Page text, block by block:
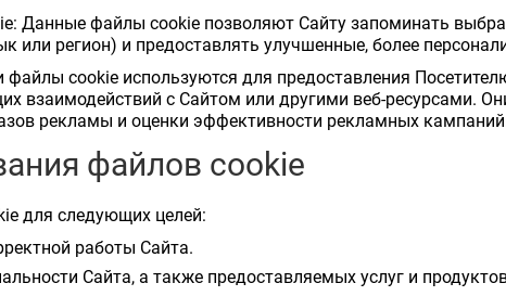
Данные файлы cookie позволяют Сайту запоминать
или регион) и предоставлять улучшенные, более
cookie используются для предоставления
взаимодействий с Сайтом или другими веб-ресурсами.
рекламы и оценки эффективности рекламных
файлов cookie
для следующих целей:
работы Сайта.
Сайта, а также предоставляемых услуг и